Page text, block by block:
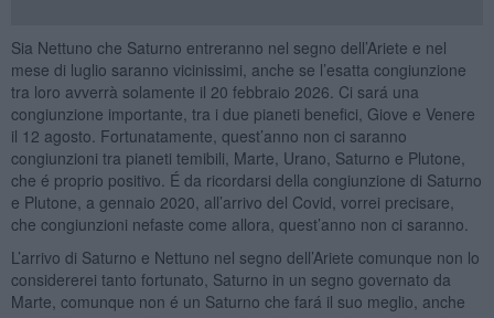
Sia Nettuno che Saturno entreranno nel segno dell’Ariete e nel
mese di luglio saranno vicinissimi, anche se l’esatta congiunzione
tra loro avverrà solamente il 20 febbraio 2026. Ci sará una
congiunzione importante, tra i due pianeti benefici, Giove e Venere
il 12 agosto. Fortunatamente, quest’anno non ci saranno
congiunzioni tra pianeti temibili, Marte, Urano, Saturno e Plutone,
che é proprio positivo. É da ricordarsi della congiunzione di Saturno
e Plutone, a gennaio 2020, all’arrivo del Covid, vorrei precisare,
che congiunzioni nefaste come allora, quest’anno non ci saranno.
L’arrivo di Saturno e Nettuno nel segno dell’Ariete comunque non lo
considererei tanto fortunato, Saturno in un segno governato da
Marte, comunque non é un Saturno che fará il suo meglio, anche